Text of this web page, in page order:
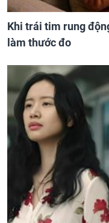
Khi trái tim rung
làm thước đo